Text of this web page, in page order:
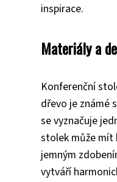
inspirace.
Materiály a
Konferenční
dřevo je známé
se vyznačuje
stolek může mít
jemným
vytváří